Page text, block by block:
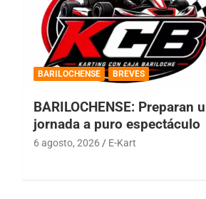
BARILOCHENSE BREVES
BARILOCHENSE: Preparan
jornada a puro espectáculo
6 agosto, 2026 E-Kart